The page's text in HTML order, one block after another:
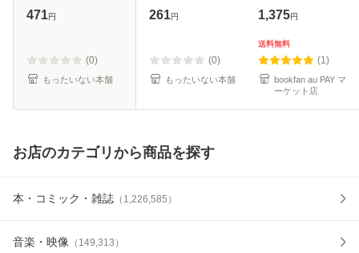
上 ひさし / 中央公
471円
(0)
もったいない本舗
[文庫]【メール便送
261円
(0)
もったいない本舗
1,375円
送料無料
(1)
bookfan au PAY マ
ーケット店
お店のカテゴリから商品を探す
本・コミック・雑誌 （ 1,226,585 ）
音楽・映像 （ 149,313 ）